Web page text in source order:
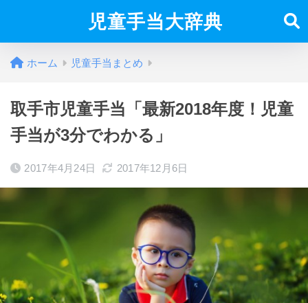
児童手当大辞典
ホーム 児童手当まとめ
取手市児童手当「最新2018年度！児童
手当が3分でわかる」
2017年4月24日 2017年12月6日